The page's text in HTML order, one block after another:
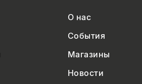
О нас
События
Магазины
Новости